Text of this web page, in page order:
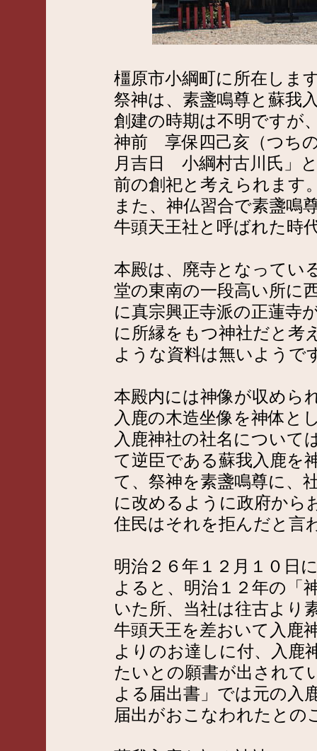
橿原市小綱町に所在しま
祭神は、素盞鳴尊と蘇我
創建の時期は不明ですが
神前 享保四己亥（つち
月吉日 小綱村古川氏」
前の創祀と考えられます
また、神仏習合で素盞鳴
牛頭天王社と呼ばれた時
本殿は、廃寺となってい
堂の東南の一段高い所に
に真宗興正寺派の正蓮寺
に所縁をもつ神社だと考
ような資料は無いようで
本殿内には神像が収めら
入鹿の木造坐像を神体と
入鹿神社の社名について
て逆臣である蘇我入鹿を
て、祭神を素盞鳴尊に、
に改めるように政府から
住民はそれを拒んだと言
明治２６年１２月１０日
よると、明治１２年の「
いた所、当社は往古より
牛頭天王を差おいて入鹿
よりのお達しに付、入鹿
たいとの願書が出されて
よる届出書」では元の入
届出がおこなわれたとの